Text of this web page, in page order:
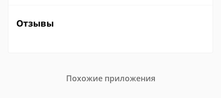
Отзывы
Похожие приложения